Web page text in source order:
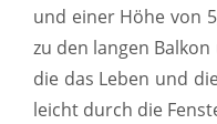
und einer Höhe von
zu den langen
die das Leben und
leicht durch die